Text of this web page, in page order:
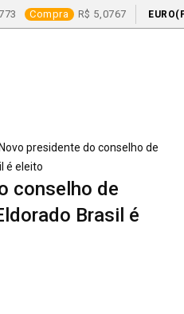
Compra 5,0767
Novo presidente do conselho de
é eleito
conselho de
Brasil é